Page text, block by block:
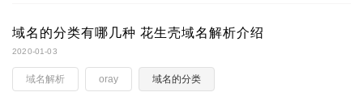
域名的分类有哪几种 花生壳域名解析介绍
2020-01-03
域名解析 oray 域名的分类